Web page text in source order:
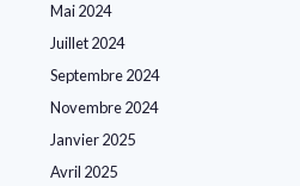
Mai 2024
Juillet 2024
Septembre 2024
Novembre 2024
Janvier 2025
Avril 2025